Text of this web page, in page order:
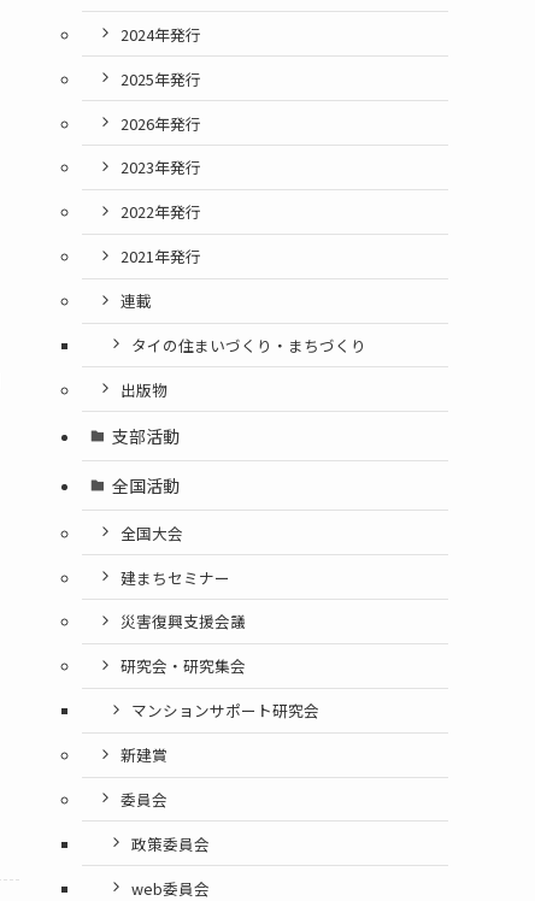
2024年発行
2025年発行
2026年発行
2023年発行
2022年発行
2021年発行
連載
タイの住まいづくり・まちづくり
出版物
支部活動
全国活動
全国大会
建まちセミナー
災害復興支援会議
研究会・研究集会
マンションサポート研究会
新建賞
委員会
政策委員会
web委員会